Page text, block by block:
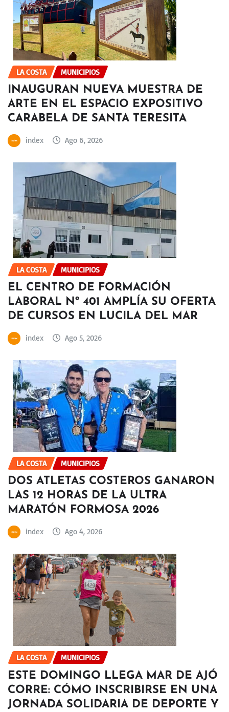
LA COSTA MUNICIPIOS
INAUGURAN NUEVA MUESTRA DE
ARTE EN EL ESPACIO EXPOSITIVO
CARABELA DE SANTA TERESITA
index Ago 6, 2026
LA COSTA MUNICIPIOS
EL CENTRO DE FORMACIÓN
LABORAL Nº 401 AMPLÍA SU OFERTA
DE CURSOS EN LUCILA DEL MAR
index Ago 5, 2026
LA COSTA MUNICIPIOS
DOS ATLETAS COSTEROS GANARON
LAS 12 HORAS DE LA ULTRA
MARATÓN FORMOSA 2026
index Ago 4, 2026
LA COSTA MUNICIPIOS
ESTE DOMINGO LLEGA MAR DE AJÓ
CORRE: CÓMO INSCRIBIRSE EN UNA
JORNADA SOLIDARIA DE DEPORTE Y